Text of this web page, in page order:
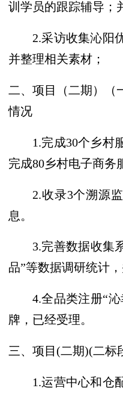
训学员的跟踪辅导；
2.采访收集沁阳
并整理相关素材；
二、项目（二期）（
情况
1.完成30个乡村
完成80乡村电子商务
2.收录3个溯源
息。
3.完善数据收集
品”等数据调研统计，
4.全品类注册“
牌，已经受理。
三、 项目 (二期)(二标
1.运营中心和仓